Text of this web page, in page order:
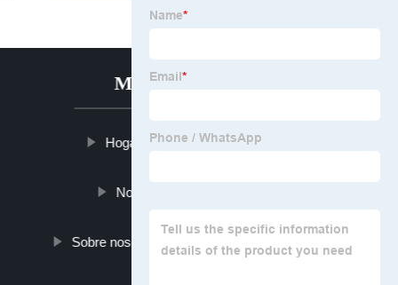
MENÚ CALIENTE
Hogar Productos
Noticias
Sobre nosotros